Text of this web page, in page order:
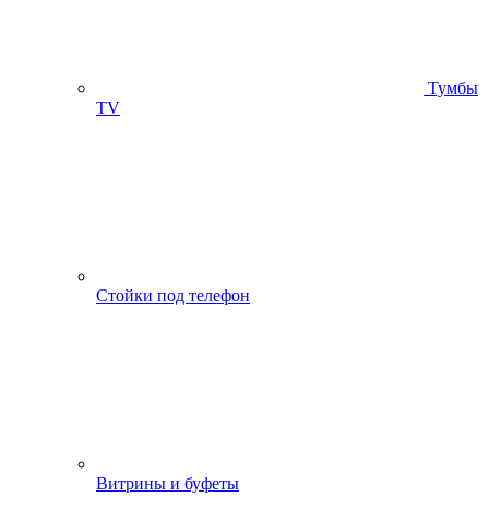
Тумбы
ТV
Стойки под телефон
Витрины и буфеты